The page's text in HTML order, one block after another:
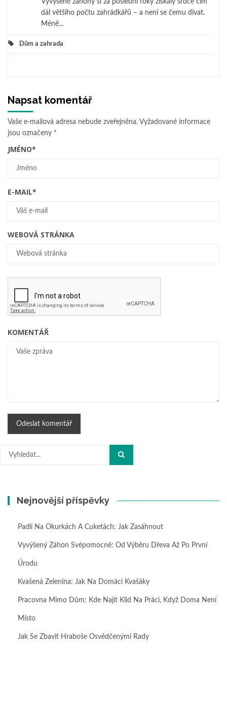
dál většího počtu zahrádkářů – a není se čemu divat.
Méně...
Dům a zahrada
Napsat komentář
Vaše e-mailová adresa nebude zveřejněna. Vyžadované informace
jsou označeny *
JMÉNO*
E-MAIL*
WEBOVÁ STRÁNKA
KOMENTÁŘ
Nejnovější příspěvky
Padlí Na Okurkách A Cuketách: Jak Zasáhnout
Vyvýšený Záhon Svépomocně: Od Výběru Dřeva Až Po První
Úrodu
Kvašená Zelenina: Jak Na Domácí Kvašáky
Pracovna Mimo Dům: Kde Najít Klid Na Práci, Když Doma Není
Místo
Jak Se Zbavit Hraboše Osvědčenými Rady